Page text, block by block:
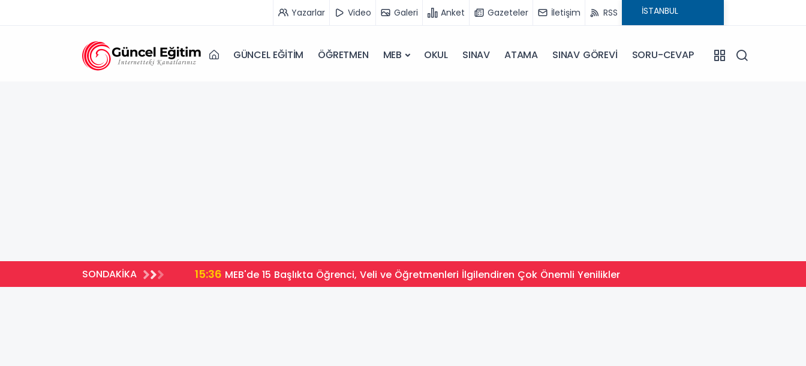
Yazarlar Video Galeri Anket Gazeteler İletişim RSS
GÜNCEL EĞİTİM ÖĞRETMEN MEB OKUL SINAV ATAMA SINAV GÖREVİ SORU-CEVAP
SONDAKİKA 15:36 MEB'de 15 Başlıkta Öğrenci, Veli ve Öğretmenleri İlgilendiren Çok Önemli Yenilikler